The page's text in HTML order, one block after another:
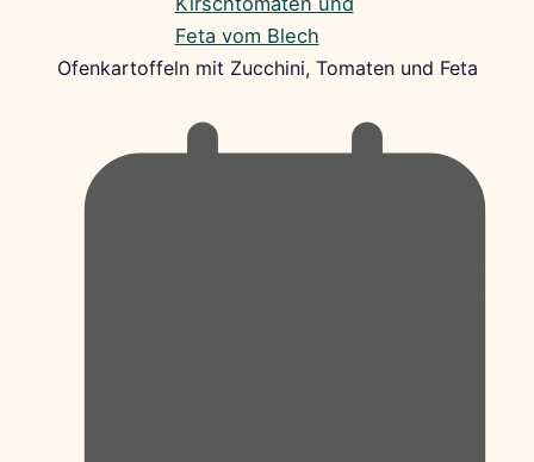
Ofenkartoffeln mit Zucchini, Tomaten und Feta